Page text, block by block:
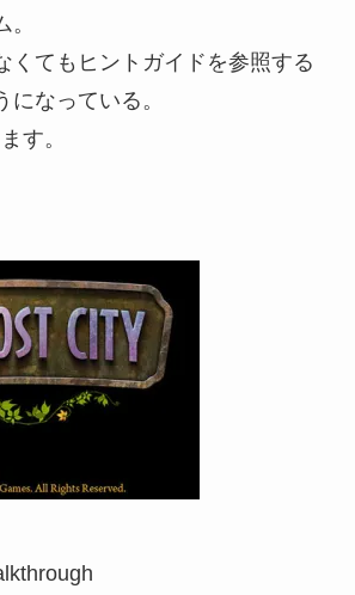
くてもヒントガイドを参照する
になっている。
す。